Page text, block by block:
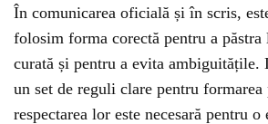
În comunicarea oficială și în scris,
folosim forma corectă pentru a păstra
curată și pentru a evita ambiguitățile.
un set de reguli clare pentru
respectarea lor este necesară pentru